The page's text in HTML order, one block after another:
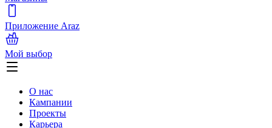
Приложение Araz
Мой выбор
О нас
Кампании
Проекты
Карьера